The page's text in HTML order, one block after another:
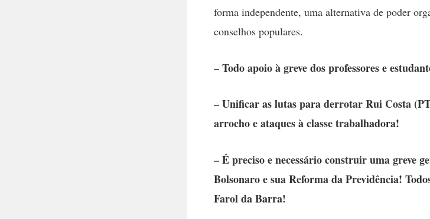
forma independente, uma alternativa de poder
conselhos populares.
– Todo apoio à greve dos professores e
– Unificar as lutas para derrotar Rui Costa
arrocho e ataques à classe trabalhadora!
– É preciso e necessário construir uma greve
Bolsonaro e sua Reforma da Previdência!
Farol da Barra!